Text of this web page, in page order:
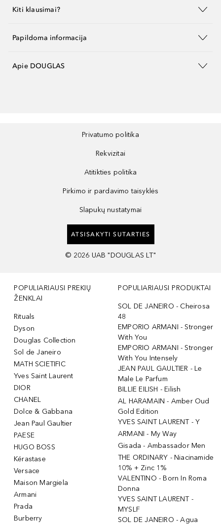
Kiti klausimai?
Papildoma informacija
Apie DOUGLAS
Privatumo politika
Rekvizitai
Atitikties politika
Pirkimo ir pardavimo taisyklės
Slapukų nustatymai
ATSISAKYTI SUTARTIES
© 2026 UAB "DOUGLAS LT"
POPULIARIAUSI PREKIŲ
ŽENKLAI
Rituals
Dyson
Douglas Collection
Sol de Janeiro
MATH SCIETIFIC
Yves Saint Laurent
DIOR
CHANEL
Dolce & Gabbana
Jean Paul Gaultier
PAESE
HUGO BOSS
Kérastase
Versace
Maison Margiela
Armani
Prada
Burberry
POPULIARIAUSI PRODUKTAI
SOL DE JANEIRO - Cheirosa
48
EMPORIO ARMANI - Stronger
With You
EMPORIO ARMANI - Stronger
With You Intensely
JEAN PAUL GAULTIER - Le
Male Le Parfum
BILLIE EILISH - Eilish
AL HARAMAIN - Amber Oud
Gold Edition
YVES SAINT LAURENT - Y
ARMANI - My Way
Gisada - Ambassador Men
THE ORDINARY - Niacinamide
10% + Zinc 1%
VALENTINO - Born In Roma
Donna
YVES SAINT LAURENT -
MYSLF
SOL DE JANEIRO - Agua